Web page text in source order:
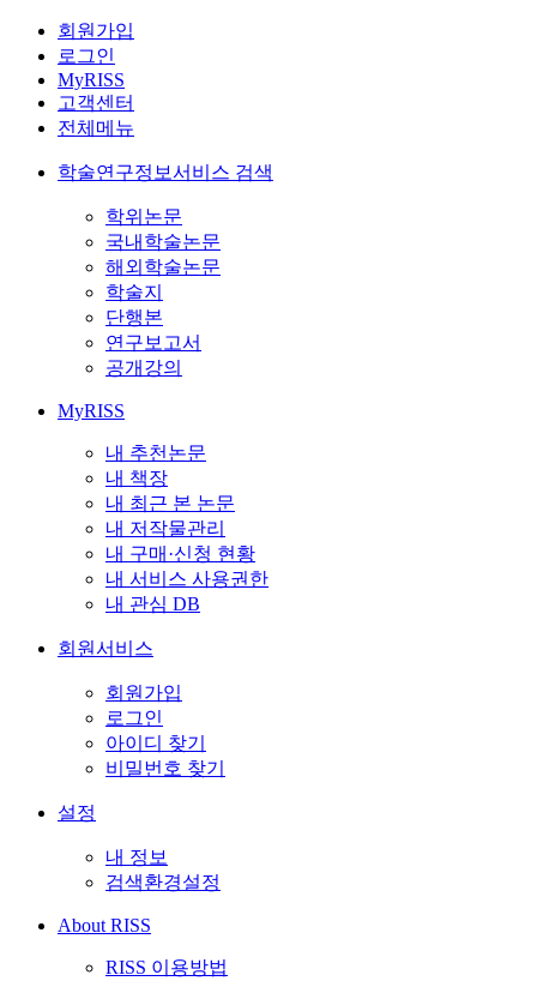
회원가입
로그인
MyRISS
고객센터
전체메뉴
학술연구정보서비스 검색
학위논문
국내학술논문
해외학술논문
학술지
단행본
연구보고서
공개강의
MyRISS
내 추천논문
내 책장
내 최근 본 논문
내 저작물관리
내 구매·신청 현황
내 서비스 사용권한
내 관심 DB
회원서비스
회원가입
로그인
아이디 찾기
비밀번호 찾기
설정
내 정보
검색환경설정
About RISS
RISS 이용방법